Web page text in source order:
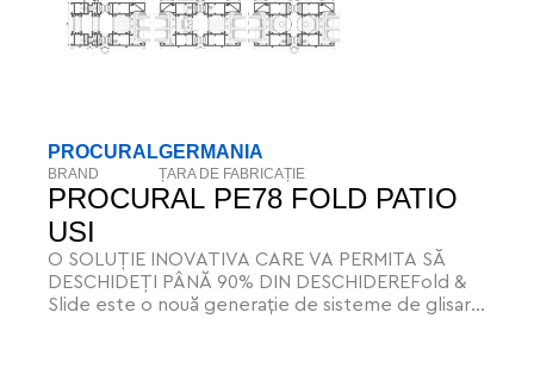
PROCURAL PE78 FOLD PATIO
USI
O SOLUȚIE INOVATIVA CARE VA PERMITA SĂ
DESCHIDEȚI PÂNĂ 90% DIN DESCHIDEREFold &
Slide este o nouă generație de sisteme de glisare
PROCURAL
BRAND
GERMANIA
ȚARA DE FABRICAȚIE